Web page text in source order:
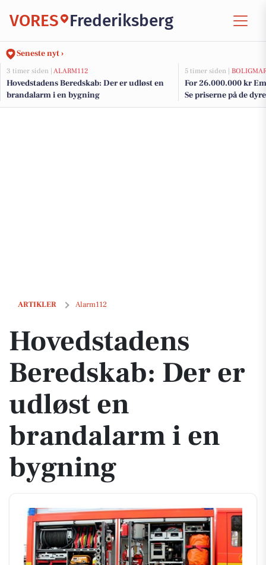
VORES Frederiksberg
Seneste nyt ›
3 timer siden | ALARM112
Hovedstadens Beredskab: Der er udløst en
brandalarm i en bygning
5 timer siden |
For 26.000.000 kr
Se priserne på de
Frederiksberg
ARTIKLER Alarm112
Hovedstadens Beredskab: Der er udløst en brandalarm i en bygning
Hovedstadens
Beredskab: Der er
udløst en
brandalarm i en
bygning